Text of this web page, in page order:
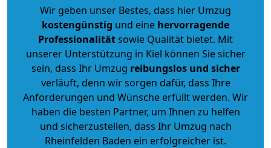
Wir geben unser Bestes, dass hier Umzug
kostengünstig und eine hervorragende
Professionalitätsowie Qualität bietet. Mit
unserer Unterstützung in Kiel können Sie sicher
sein, dass Ihr Umzug reibungslos und sicher
verläuft, denn wir sorgen dafür, dass Ihre
Anforderungen und Wünsche erfüllt werden. Wir
haben die besten Partner, um Ihnen zu helfen
und sicherzustellen, dass Ihr Umzug nach
Rheinfelden Baden ein erfolgreicher ist.